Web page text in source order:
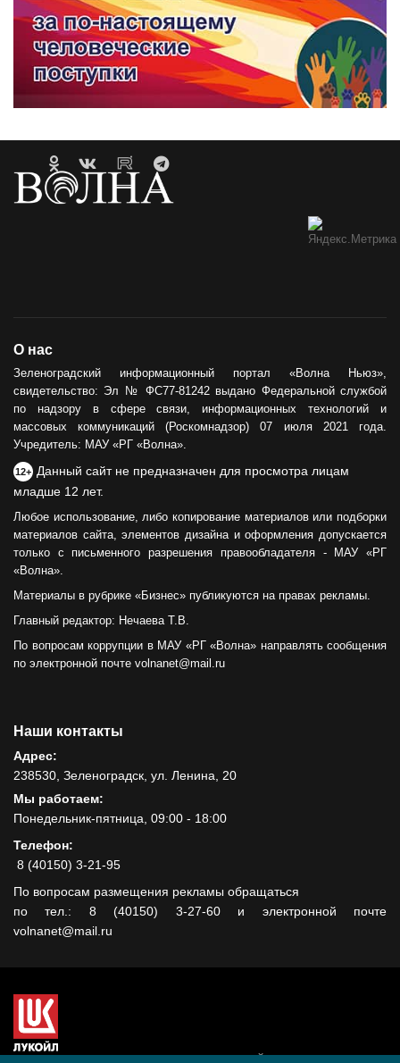
О нас
Зеленоградский информационный портал «Волна Ньюз»,
свидетельство: Эл № ФС77-81242 выдано Федеральной службой
по надзору в сфере связи, информационных технологий и
массовых коммуникаций (Роскомнадзор) 07 июля 2021 года.
Учредитель: МАУ «РГ «Волна».
12+ Данный сайт не предназначен для просмотра лицам
младше 12 лет.
Любое использование, либо копирование материалов или подборки
материалов сайта, элементов дизайна и оформления допускается
только с письменного разрешения правообладателя - МАУ «РГ
«Волна».
Материалы в рубрике «Бизнес» публикуются на правах рекламы.
Главный редактор: Нечаева Т.В.
По вопросам коррупции в МАУ «РГ «Волна» направлять сообщения
по электронной почте volnanet@mail.ru
Наши контакты
Адрес:
238530, Зеленоградск, ул. Ленина, 20
Мы работаем:
Понедельник-пятница, 09:00 - 18:00
Телефон:
8 (40150) 3-21-95
По вопросам размещения рекламы обращаться
по тел.: 8 (40150) 3-27-60 и электронной почте
volnanet@mail.ru